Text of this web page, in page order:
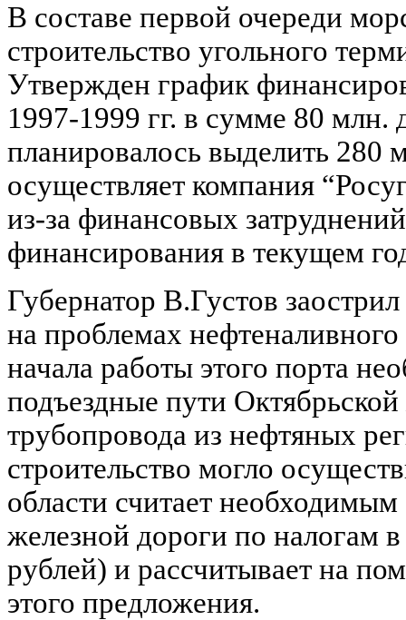
В составе первой очереди
строительство угольного
Утвержден график
1997-1999 гг. в сумме 80 млн.
планировалось выделить 280
осуществляет компания
из-за финансовых
финансирования в текущем
Губернатор В.Густов
на проблемах
начала работы этого порта
подъездные пути
трубопровода из нефтяных
строительство могло
области считает
железной дороги по налогам
рублей) и рассчитывает на
этого предложения.